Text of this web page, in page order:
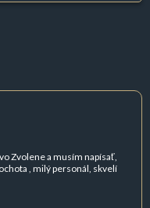
Zvolene a musím napísať,
, milý personál, skvelí